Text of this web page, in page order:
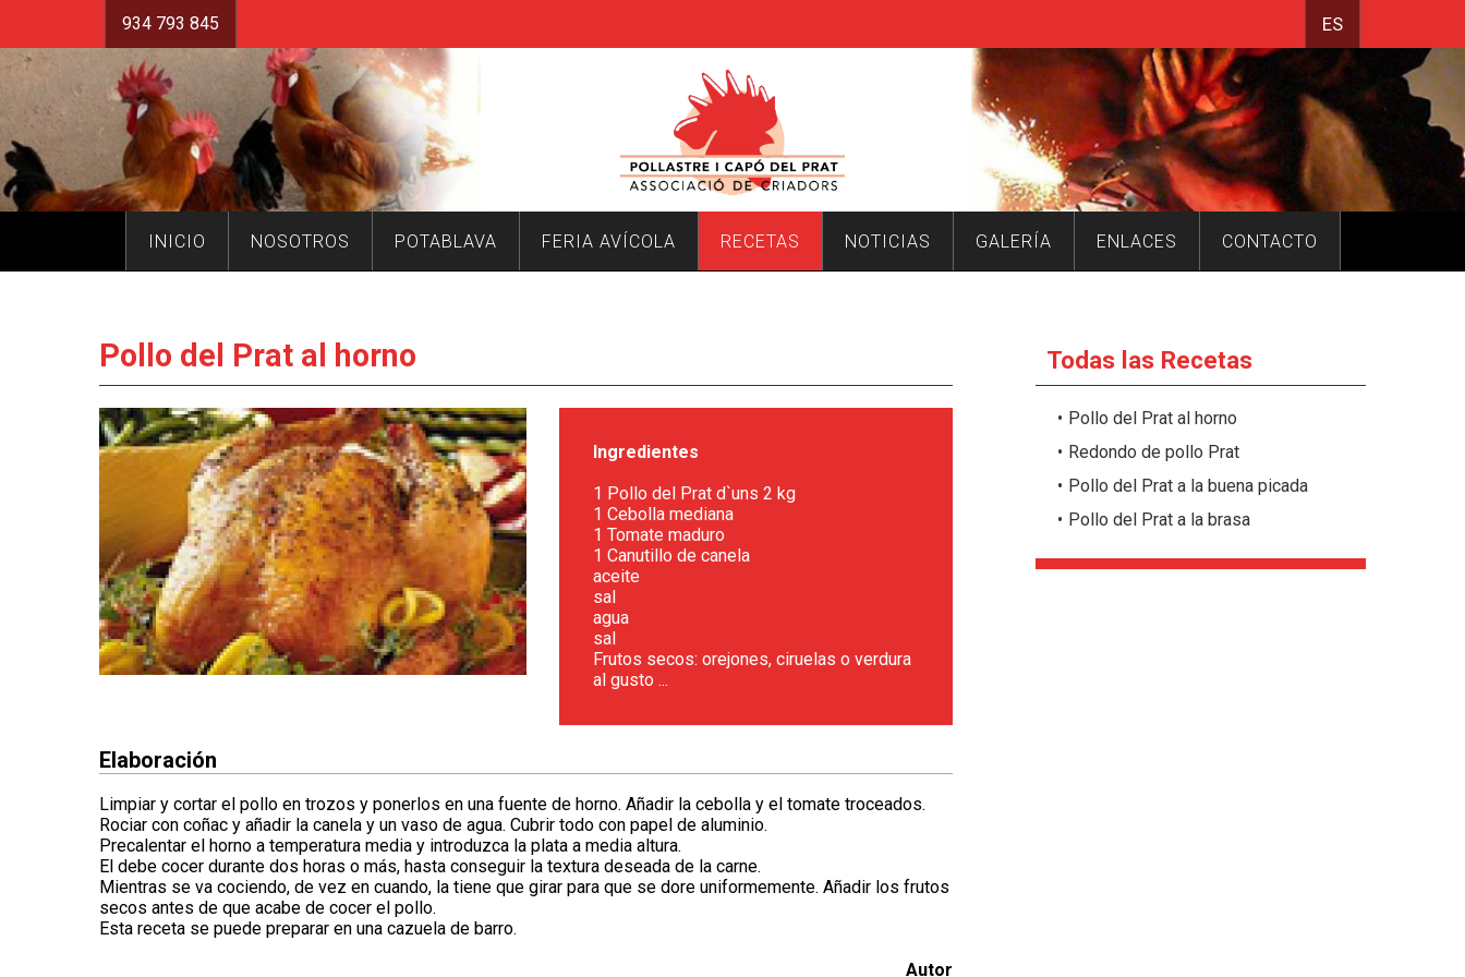
ES
934 793 845
INICIO NOSOTROS POTABLAVA FERIA AVÍCOLA RECETAS NOTICIAS GALERÍA ENLACES CONTACTO
Pollo del Prat al horno
Ingredientes
1 Pollo del Prat d`uns 2 kg
1 Cebolla mediana
1 Tomate maduro
1 Canutillo de canela
aceite
sal
agua
sal
Frutos secos: orejones, ciruelas o verdura
al gusto ...
Elaboración
Limpiar y cortar el pollo en trozos y ponerlos en una fuente de horno. Añadir la cebolla y el tomate troceados.
Rociar con coñac y añadir la canela y un vaso de agua. Cubrir todo con papel de aluminio.
Precalentar el horno a temperatura media y introduzca la plata a media altura.
El debe cocer durante dos horas o más, hasta conseguir la textura deseada de la carne.
Mientras se va cociendo, de vez en cuando, la tiene que girar para que se dore uniformemente. Añadir los frutos
secos antes de que acabe de cocer el pollo.
Esta receta se puede preparar en una cazuela de barro.
Autor
Todas las Recetas
Pollo del Prat al horno
Redondo de pollo Prat
Pollo del Prat a la buena picada
Pollo del Prat a la brasa